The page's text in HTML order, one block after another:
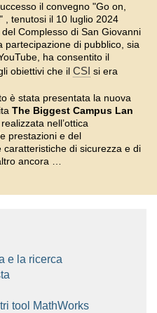
il convegno "Go on,
, tenutosi il 10 luglio 2024
del Complesso di San Giovanni
partecipazione di pubblico, sia
ha consentito il
obiettivi che il CSI si era
è stata presentata la nuova
The Biggest Campus Lan
nell’ottica
prestazioni e del
caratteristiche di sicurezza e di
ancora …
e la ricerca
tool MathWorks